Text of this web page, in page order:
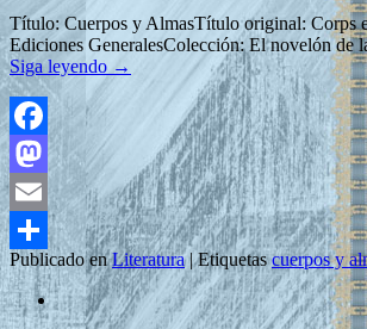
Título: Cuerpos y AlmasTítulo original: Corps
Ediciones GeneralesColección: El novelón
Siga leyendo →
Facebook
Mastodon
Email
Compartir
Publicado en Literatura | Etiquetas cuerpos y